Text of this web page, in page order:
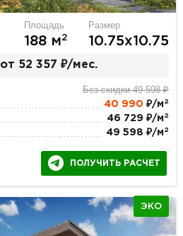
Площадь
188 м2
Размер
10.75х10.75
от 52 357 ₽/мес.
Без скидки 49 598 ₽
40 990 ₽/м 2
46 729 ₽/м 2
49 598 ₽/м 2
ПОЛУЧИТЬ РАСЧЕТ
ЭКО